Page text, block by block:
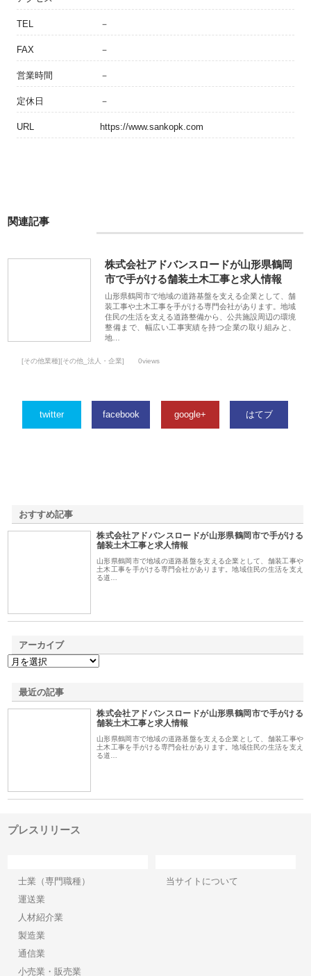
TEL －
FAX －
営業時間 －
定休日 －
URL https://www.sankopk.com
関連記事
株式会社アドバンスロードが山形県鶴岡
市で手がける舗装土木工事と求人情報
山形県鶴岡市で地域の道路基盤を支える企業として、舗
装工事や土木工事を手がける専門会社があります。地域
住民の生活を支える道路整備から、公共施設周辺の環境
整備まで、幅広い工事実績を持つ企業の取り組みと、
地…
[その他業種][その他_法人・企業] 0views
twitter facebook google+ はてブ
おすすめ記事
株式会社アドバンスロードが山形県鶴岡市で手がける
舗装土木工事と求人情報
山形県鶴岡市で地域の道路基盤を支える企業として、舗装工事や
土木工事を手がける専門会社があります。地域住民の生活を支え
る道…
アーカイブ
最近の記事
株式会社アドバンスロードが山形県鶴岡市で手がける
舗装土木工事と求人情報
山形県鶴岡市で地域の道路基盤を支える企業として、舗装工事や
土木工事を手がける専門会社があります。地域住民の生活を支え
る道…
プレスリリース
士業（専門職種）
運送業
人材紹介業
製造業
通信業
小売業・販売業
当サイトについて